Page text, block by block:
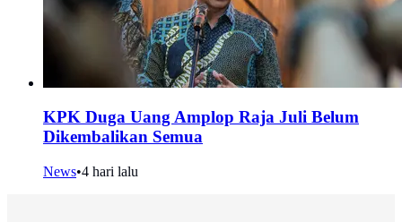
KPK Duga Uang Amplop Raja Juli Belum
Dikembalikan Semua
News•4 hari lalu